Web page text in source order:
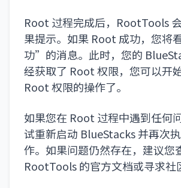
Root 过程完成后，RootTools
果提示。如果 Root 成功，您将
功”的消息。此时，您的
经获取了 Root 权限，您可以开
Root 权限的操作了。
如果您在 Root 过程中遇到任何
试重新启动 BlueStacks 并再次
作。如果问题仍然存在，建议您
RootTools 的官方文档或寻求社